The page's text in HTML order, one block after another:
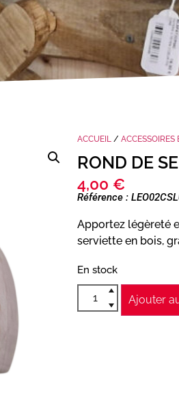
ACCUEIL / ACCESSOIRES
ROND DE
4,00 €
Référence :
Apportez légèreté
serviette en bois,
En stock
Ajouter